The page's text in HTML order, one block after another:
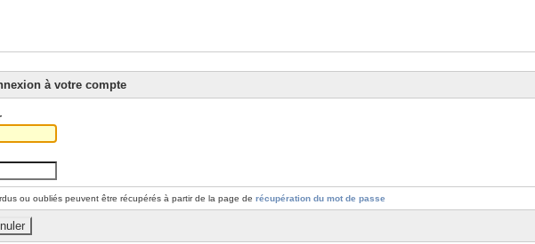
à votre compte
ou oubliés peuvent être récupérés à partir de la page de récupération du mot de passe